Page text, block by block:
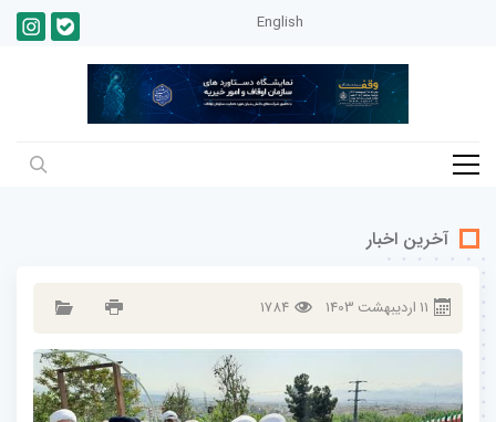
English
آخرین اخبار
11ارديبهشت 1403
1784